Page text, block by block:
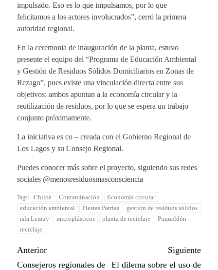
impulsado. Eso es lo que impulsamos, por lo que
felicitamos a los actores involucrados”, cerró la primera
autoridad regional.
En la ceremonia de inauguración de la planta, estuvo
presente el equipo del “Programa de Educación Ambiental
y Gestión de Residuos Sólidos Domiciliarios en Zonas de
Rezago”, pues existe una vinculación directa entre sus
objetivos: ambos apuntan a la economía circular y la
reutilización de residuos, por lo que se espera un trabajo
conjunto próximamente.
La iniciativa es co – creada con el Gobierno Regional de
Los Lagos y su Consejo Regional.
Puedes conocer más sobre el proyecto, siguiendo sus redes
sociales @menosresiduosmasconsciencia
Tags: Chiloé Contaminación
Economía circular
educación ambiental
Fiestas Patrias
gestión de residuos sólidos
isla Lemuy
microplásticos planta de reciclaje
Puqueldón
reciclaje
Anterior
Consejeros regionales de
Siguiente
El dilema sobre el uso de